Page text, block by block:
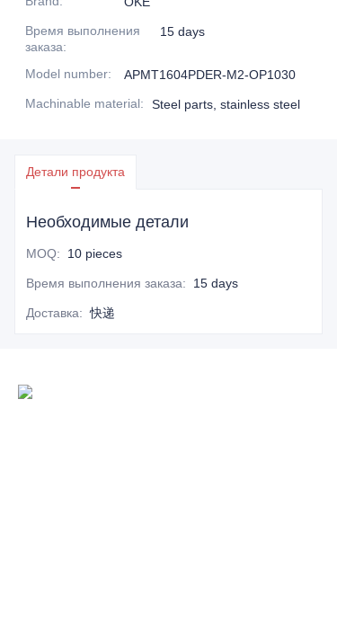
Время выполнения
заказа:
15 days
Model number:
APMT1604PDER-M2-OP1030
Machinable material: Steel parts, stainless steel
Детали продукта
Необходимые детали
MOQ: 10 pieces
Время выполнения заказа: 15 days
Доставка: 快递